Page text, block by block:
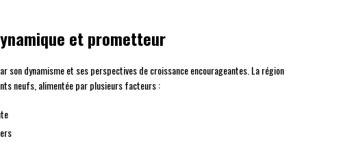
et prometteur
son dynamisme et ses perspectives de croissance encourageantes. La région
neufs, alimentée par plusieurs facteurs :